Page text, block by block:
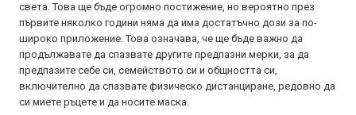
света. Това ще бъде огромно постижение, но вероятно през
първите няколко години няма да има достатъчно дози за по-
широко приложение. Това означава, че ще бъде важно да
продължавате да спазвате другите предпазни мерки, за да
предпазите себе си, семейството си и общността си,
включително да спазвате физическо дистанциране, редовно да
си миете ръцете и да носите маска.